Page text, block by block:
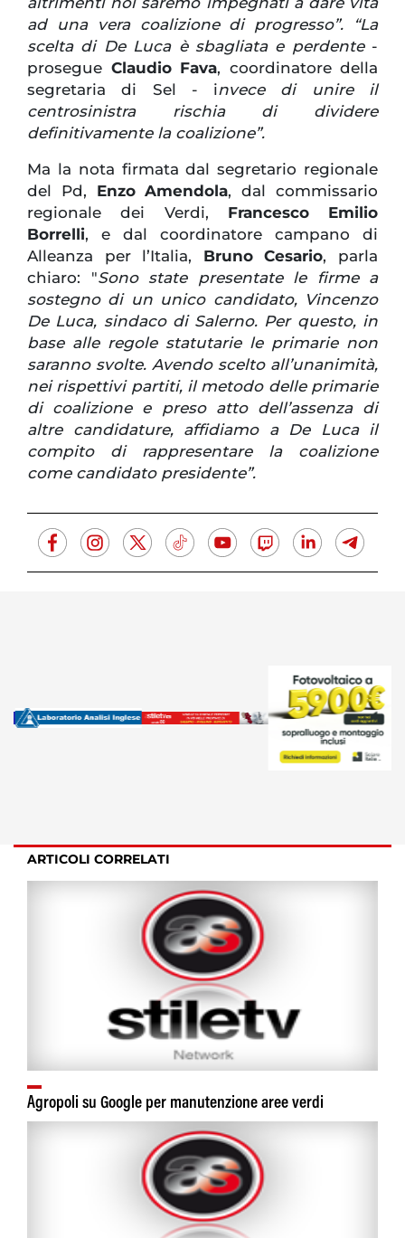
ad una vera coalizione di progresso”. “La
scelta di De Luca è sbagliata e perdente-
prosegue Claudio Fava, coordinatore della
segretaria di Sel - invece di unire il
centrosinistra rischia di dividere
definitivamente la coalizione”.
Ma la nota firmata dal segretario regionale
del Pd, Enzo Amendola, dal commissario
regionale dei Verdi, Francesco Emilio
Borrelli, e dal coordinatore campano di
Alleanza per l’Italia, Bruno Cesario, parla
chiaro: "Sono state presentate le firme a
sostegno di un unico candidato, Vincenzo
De Luca, sindaco di Salerno. Per questo, in
base alle regole statutarie le primarie non
saranno svolte. Avendo scelto all’unanimità,
nei rispettivi partiti, il metodo delle primarie
di coalizione e preso atto dell’assenza di
altre candidature, affidiamo a De Luca il
compito di rappresentare la coalizione
come candidato presidente”.
ARTICOLI CORRELATI
Agropoli su Google per manutenzione aree verdi